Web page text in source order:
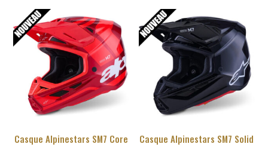
plus
récent
au
plus
ancien
Casque Alpinestars SM7 Core Casque Alpinestars SM7 Solid